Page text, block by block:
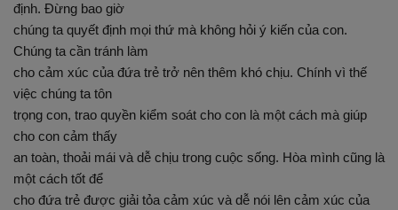
định. Đừng bao giờ
chúng ta quyết định mọi thứ mà không hỏi ý kiến của con.
Chúng ta cần tránh làm
cho cảm xúc của đứa trẻ trở nên thêm khó chịu. Chính vì thế
việc chúng ta tôn
trọng con, trao quyền kiểm soát cho con là một cách mà giúp
cho con cảm thấy
an toàn, thoải mái và dễ chịu trong cuộc sống. Hòa mình cũng là
một cách tốt để
cho đứa trẻ được giải tỏa cảm xúc và dễ nói lên cảm xúc của